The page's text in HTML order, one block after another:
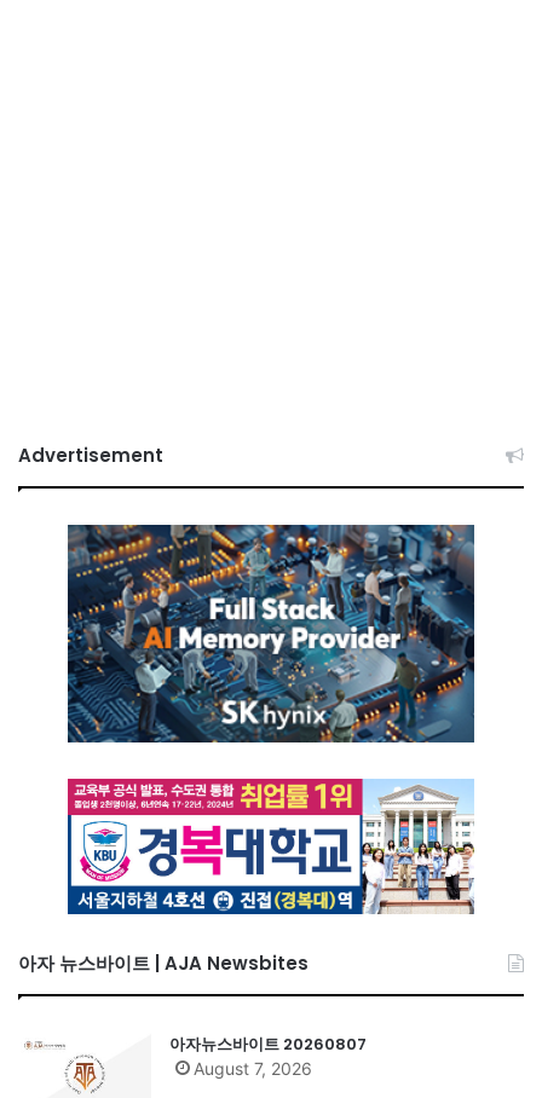
Advertisement
아자 뉴스바이트 | AJA Newsbites
아자뉴스바이트 20260807
August 7, 2026